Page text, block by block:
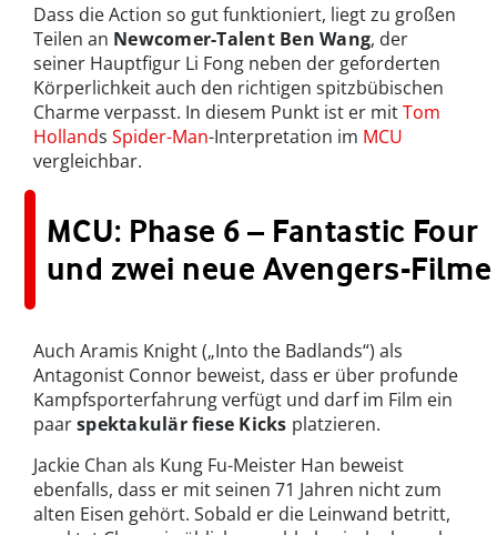
Dass die Action so gut funktioniert, liegt zu großen
Teilen an Newcomer-Talent Ben Wang, der
seiner Hauptfigur Li Fong neben der geforderten
Körperlichkeit auch den richtigen spitzbübischen
Charme verpasst. In diesem Punkt ist er mitTom
Hollands Spider-Man-Interpretation im MCU
vergleichbar.
MCU: Phase 6 – Fantastic Four
und zwei neue Avengers-Filme
Auch Aramis Knight („Into the Badlands“) als
Antagonist Connor beweist, dass er über profunde
Kampfsporterfahrung verfügt und darf im Film ein
paarspektakulär fiese Kicks platzieren.
Jackie Chan als Kung Fu-Meister Han beweist
ebenfalls, dass er mit seinen 71 Jahren nicht zum
alten Eisen gehört. Sobald er die Leinwand betritt,